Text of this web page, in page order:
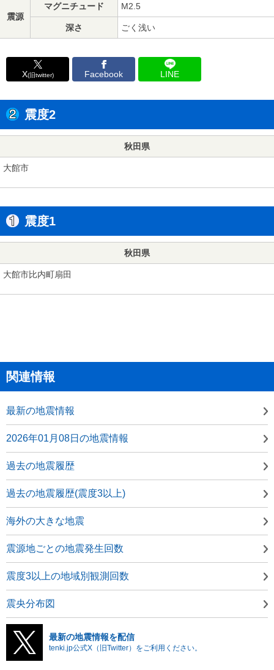
震源
マグニチュード M2.5
深さ ごく浅い
X(旧twitter) Facebook LINE
震度2
秋田県
大館市
震度1
秋田県
大館市比内町扇田
関連情報
最新の地震情報
2026年01月08日の地震情報
過去の地震履歴
過去の地震履歴(震度3以上)
海外の大きな地震
震源地ごとの地震発生回数
震度3以上の地域別観測回数
震央分布図
最新の地震情報を配信
tenki.jp公式X（旧Twitter）をご利用ください。